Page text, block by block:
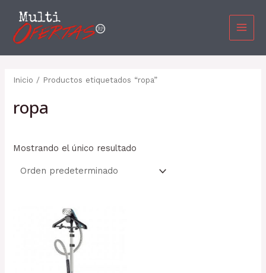
contenido
Inicio / Productos etiquetados “ropa”
ropa
Mostrando el único resultado